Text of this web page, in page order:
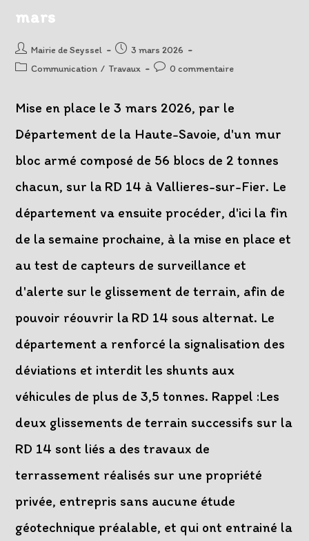
mars
Auteur/autrice
de
Mairie de Seyssel
Post
published:
3 mars 2026
PostCommunication / Travaux
Post0 commentaire
Mise en place le 3 mars 2026, par le
Département de la Haute-Savoie, d'un mur
bloc armé composé de 56 blocs de 2 tonnes
chacun, sur la RD 14 à Vallieres-sur-Fier. Le
département va ensuite procéder, d'ici la fin
de la semaine prochaine, à la mise en place et
au test de capteurs de surveillance et
d'alerte sur le glissement de terrain, afin de
pouvoir réouvrir la RD 14 sous alternat. Le
département a renforcé la signalisation des
déviations et interdit les shunts aux
véhicules de plus de 3,5 tonnes. Rappel :Les
deux glissements de terrain successifs sur la
RD 14 sont liés a des travaux de
terrassement réalisés sur une propriété
privée, entrepris sans aucune étude
géotechnique préalable, et qui ont entrainé la